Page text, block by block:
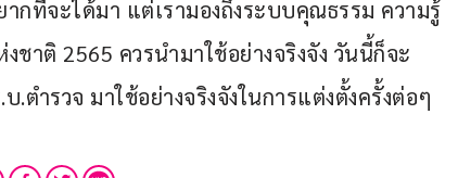
กที่จะได้มา แต่เรามองถึงระบบคุณธรรม ความรู้
าติ 2565 ควรนำมาใช้อย่างจริงจัง วันนี้ก็จะ
ตำรวจ มาใช้อย่างจริงจังในการแต่งตั้งครั้งต่อๆ